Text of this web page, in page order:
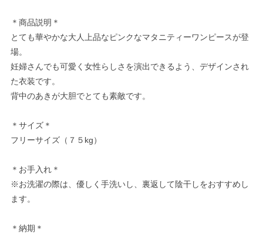
＊商品説明＊
とても華やかな大人上品なピンクなマタニティーワンピースが登
場。
妊婦さんでも可愛く女性らしさを演出できるよう、デザインされ
た衣装です。
背中のあきが大胆でとても素敵です。
＊サイズ＊
フリーサイズ（７５kg）
＊お手入れ＊
※お洗濯の際は、優しく手洗いし、裏返して陰干しをおすすめし
ます。
＊納期＊